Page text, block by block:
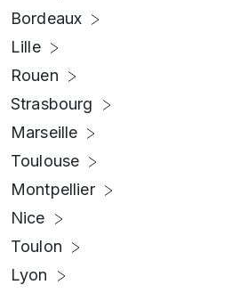
Bordeaux
Lille
Rouen
Strasbourg
Marseille
Toulouse
Montpellier
Nice
Toulon
Lyon